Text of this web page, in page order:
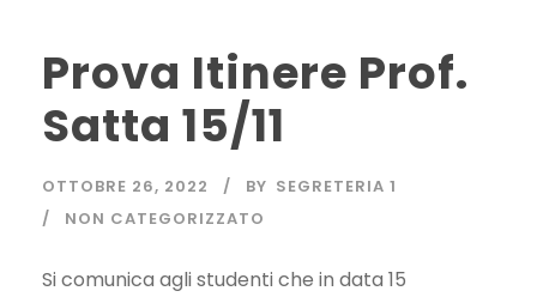
Prova Itinere Prof.
Satta 15/11
OTTOBRE 26, 2022 BY SEGRETERIA 1
NON CATEGORIZZATO
Si comunica agli studenti che in data 15